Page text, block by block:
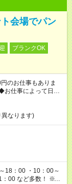
会場でパン
ブランクOK
のお仕事もありま
仕事によって日給も
なります)
18：00 ・10：00～
！ ※お